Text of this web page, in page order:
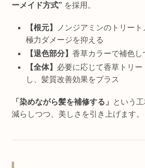
ーメイド方式” を採用。
【根元】
ノンジアミンのトリー
極力ダメージを抑える
【退色部分】香草カラーで補色
【全体】 必要に応じて香草トリー
し、髪質改善効果をプラス
「染めながら髪を補修する」
という
減らしつつ、美しさを引き上げます。